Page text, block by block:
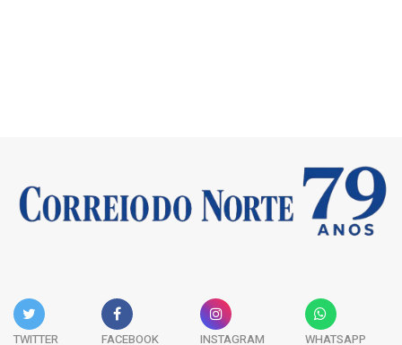
TWITTER FACEBOOK INSTAGRAM WHATSAPP